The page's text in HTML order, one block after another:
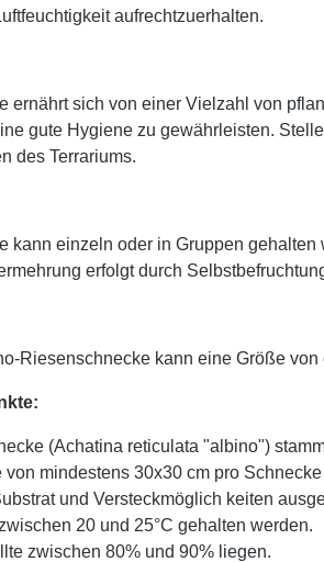
aufrechtzuerhalten.
ernährt sich von einer Vielzahl von
gute Hygiene zu gewährleisten.
des Terrariums.
kann einzeln oder in Gruppen
erfolgt durch
Riesenschnecke kann eine Größe von
(Achatina reticulata "albino")
mindestens 30x30 cm pro
und Versteckmöglich keiten
20 und 25°C gehalten werden.
zwischen 80% und 90% liegen.